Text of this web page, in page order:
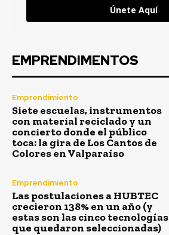
Únete Aquí
EMPRENDIMENTOS
Emprendimiento
Siete escuelas, instrumentos
con material reciclado y un
concierto donde el público
toca: la gira de Los Cantos de
Colores en Valparaíso
Emprendimiento
Las postulaciones a HUBTEC
crecieron 138% en un año (y
estas son las cinco tecnologías
que quedaron seleccionadas)